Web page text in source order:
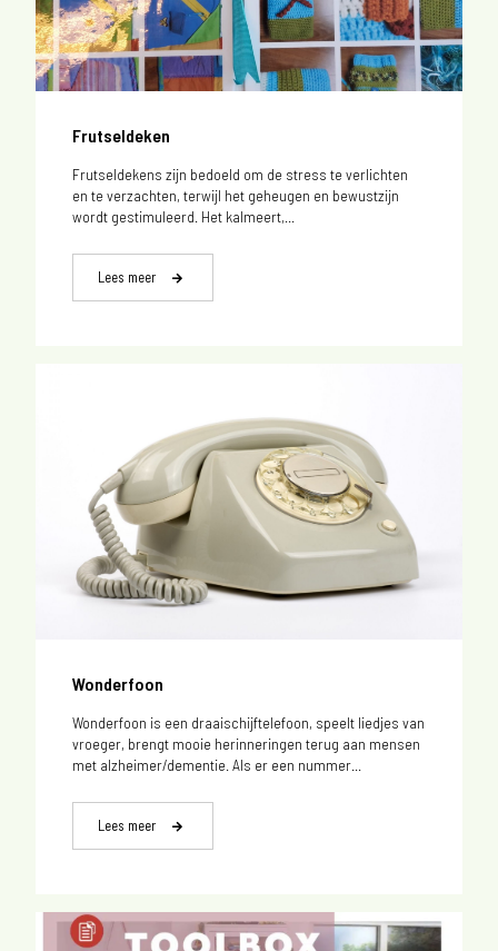
Frutseldeken
Frutseldekens zijn bedoeld om de stress te verlichten
en te verzachten, terwijl het geheugen en bewustzijn
wordt gestimuleerd. Het kalmeert,...
Lees meer
Wonderfoon
Wonderfoon is een draaischijftelefoon, speelt liedjes van
vroeger, brengt mooie herinneringen terug aan mensen
met alzheimer/dementie. Als er een nummer...
Lees meer